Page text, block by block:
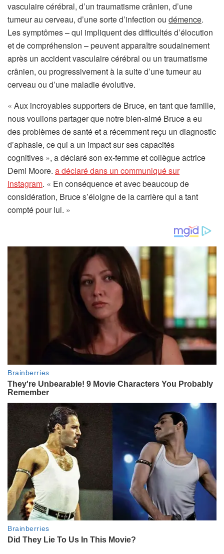
vasculaire cérébral, d’un traumatisme crânien, d’une
tumeur au cerveau, d’une sorte d’infection ou démence.
Les symptômes – qui impliquent des difficultés d’élocution
et de compréhension – peuvent apparaître soudainement
après un accident vasculaire cérébral ou un traumatisme
crânien, ou progressivement à la suite d’une tumeur au
cerveau ou d’une maladie évolutive.
« Aux incroyables supporters de Bruce, en tant que famille,
nous voulions partager que notre bien-aimé Bruce a eu
des problèmes de santé et a récemment reçu un diagnostic
d’aphasie, ce qui a un impact sur ses capacités
cognitives », a déclaré son ex-femme et collègue actrice
Demi Moore. a déclaré dans un communiqué sur
Instagram. « En conséquence et avec beaucoup de
considération, Bruce s’éloigne de la carrière qui a tant
compté pour lui. »